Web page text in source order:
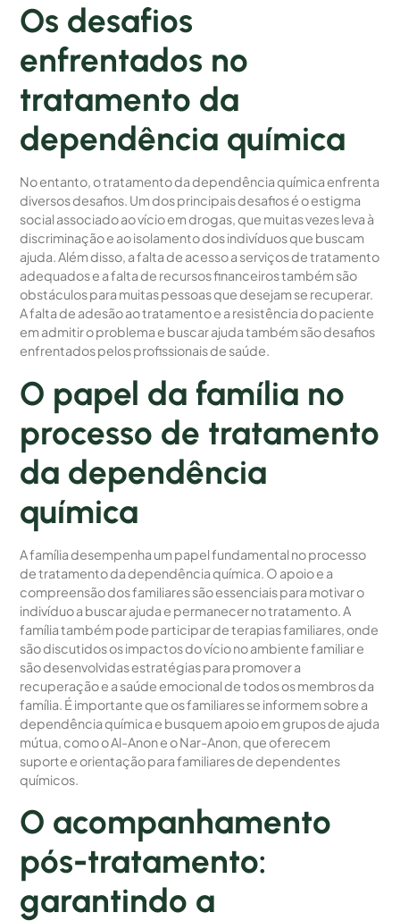
Os desafios
enfrentados no
tratamento da
dependência química
No entanto, o tratamento da dependência química enfrenta
diversos desafios. Um dos principais desafios é o estigma
social associado ao vício em drogas, que muitas vezes leva à
discriminação e ao isolamento dos indivíduos que buscam
ajuda. Além disso, a falta de acesso a serviços de tratamento
adequados e a falta de recursos financeiros também são
obstáculos para muitas pessoas que desejam se recuperar.
A falta de adesão ao tratamento e a resistência do paciente
em admitir o problema e buscar ajuda também são desafios
enfrentados pelos profissionais de saúde.
O papel da família no
processo de tratamento
da dependência
química
A família desempenha um papel fundamental no processo
de tratamento da dependência química. O apoio e a
compreensão dos familiares são essenciais para motivar o
indivíduo a buscar ajuda e permanecer no tratamento. A
família também pode participar de terapias familiares, onde
são discutidos os impactos do vício no ambiente familiar e
são desenvolvidas estratégias para promover a
recuperação e a saúde emocional de todos os membros da
família. É importante que os familiares se informem sobre a
dependência química e busquem apoio em grupos de ajuda
mútua, como o Al-Anon e o Nar-Anon, que oferecem
suporte e orientação para familiares de dependentes
químicos.
O acompanhamento
pós-tratamento:
garantindo a